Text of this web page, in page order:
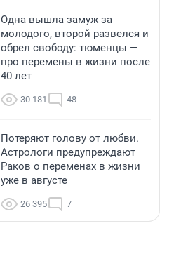
Одна вышла замуж за
молодого, второй развелся и
обрел свободу: тюменцы —
про перемены в жизни после
40 лет
30 181 48
Потеряют голову от любви.
Астрологи предупреждают
Раков о переменах в жизни
уже в августе
26 395 7